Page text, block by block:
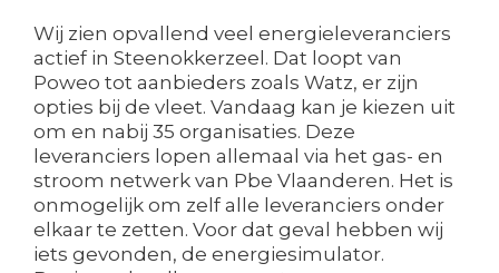
Wij zien opvallend veel energieleveranciers
actief in Steenokkerzeel. Dat loopt van
Poweo tot aanbieders zoals Watz, er zijn
opties bij de vleet. Vandaag kan je kiezen uit
om en nabij 35 organisaties. Deze
leveranciers lopen allemaal via het gas- en
stroom netwerk van Pbe Vlaanderen. Het is
onmogelijk om zelf alle leveranciers onder
elkaar te zetten. Voor dat geval hebben wij
iets gevonden, de energiesimulator.